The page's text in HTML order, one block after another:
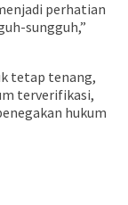
perhatian
sungguh,”
tetap tenang,
terverifikasi,
hukum